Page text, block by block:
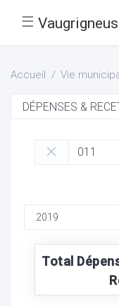
☰
Accueil Vie
Total